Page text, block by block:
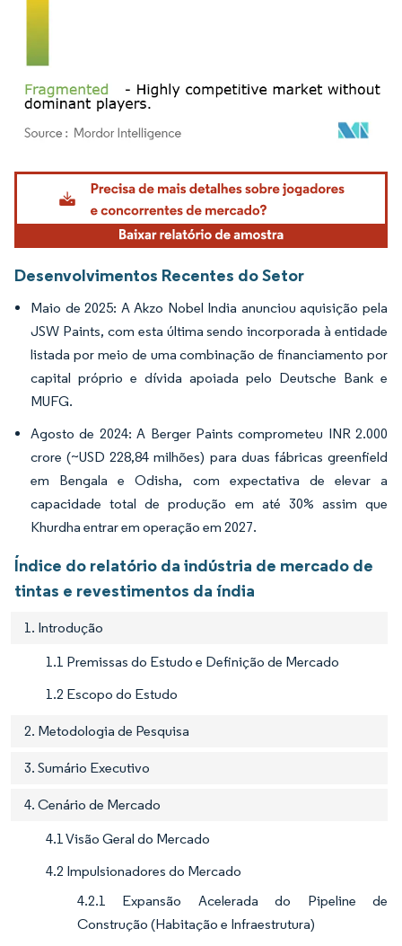
Imagem © Mordor Intelligence. O reuso requer atribuição conforme CC BY 4.0.
Desenvolvimentos Recentes do Setor
Maio de 2025: A Akzo Nobel India anunciou aquisição pela
JSW Paints, com esta última sendo incorporada à entidade
listada por meio de uma combinação de financiamento por
capital próprio e dívida apoiada pelo Deutsche Bank e
MUFG.
Agosto de 2024: A Berger Paints comprometeu INR 2.000
crore (~USD 228,84 milhões) para duas fábricas greenfield
em Bengala e Odisha, com expectativa de elevar a
capacidade total de produção em até 30% assim que
Khurdha entrar em operação em 2027.
Índice do relatório da indústria de mercado de
tintas e revestimentos da índia
1. Introdução
1.1 Premissas do Estudo e Definição de Mercado
1.2 Escopo do Estudo
2. Metodologia de Pesquisa
3. Sumário Executivo
4. Cenário de Mercado
4.1 Visão Geral do Mercado
4.2 Impulsionadores do Mercado
4.2.1 Expansão Acelerada do Pipeline de
Construção (Habitação e Infraestrutura)